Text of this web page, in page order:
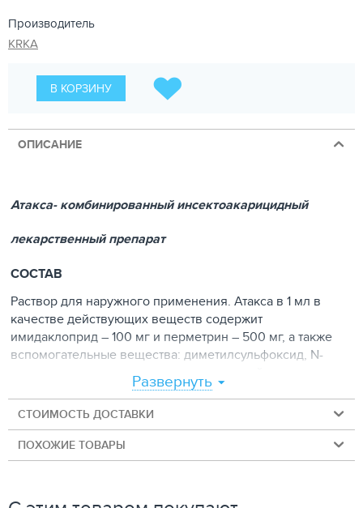
Производитель
KRKA
В КОРЗИНУ
ОПИСАНИЕ
Атакса- комбинированный инсектоакарицидный
лекарственный препарат
СОСТАВ
Раствор для наружного применения. Атакса в 1 мл в
качестве действующих веществ содержит
имидаклоприд – 100 мг и перметрин – 500 мг, а также
вспомогательные вещества: диметилсульфоксид, N-
метилпирролидон, триглицериды средней цепи,
лимонную кислоту и бутилгидрокситолуол.
По внешнему виду представляет собой прозрачную
жидкость от желтого до светло-коричневого цвета.
Отпускается без рецепта ветеринарного врача.
Препарат Атакса относится к фармакотерапевтической
Развернуть
СТОИМОСТЬ ДОСТАВКИ
ПОХОЖИЕ ТОВАРЫ